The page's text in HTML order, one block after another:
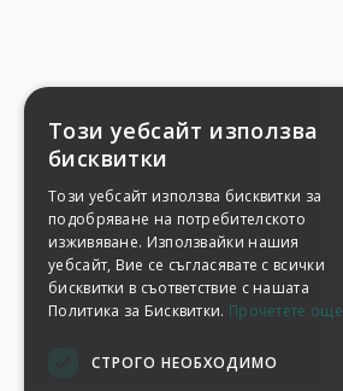
Този уебсайт използва
бисквитки
Този уебсайт използва бисквитки за
подобряване на потребителското
изживяване. Използвайки нашия
уебсайт, Вие се съгласявате с всички
бисквитки в съответствие с нашата
Политика за Бисквитки. Прочетете още
СТРОГО НЕОБХОДИМО